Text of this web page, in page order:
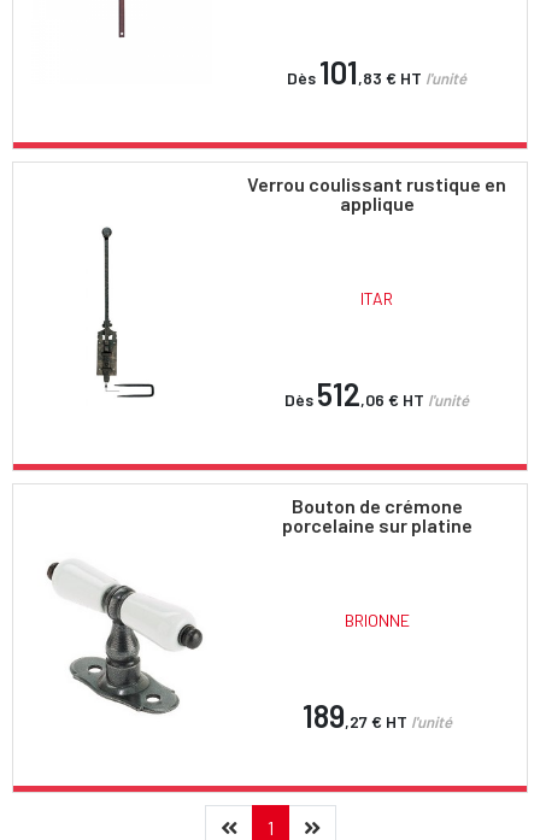
Dès 101,83 € HT l'unité
Verrou coulissant rustique en
applique
ITAR
Dès 512,06 € HT l'unité
Bouton de crémone
porcelaine sur platine
BRIONNE
189,27 € HT l'unité
Précédent
1(current)Suivant